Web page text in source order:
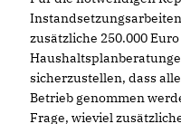
zusätzliche 250.000
sicherzustellen, dass
Betrieb genommen
Frage, wieviel